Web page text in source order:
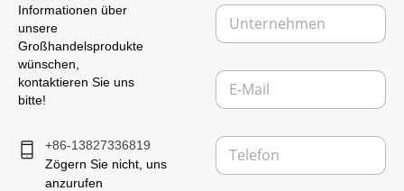
Informationen über
unsere
Großhandelsprodukte
wünschen,
kontaktieren Sie uns
bitte!
+86-13827336819
Zögern Sie nicht, uns
anzurufen
*
U
t
r
n
e
h
m
e
E
M
i
l
*
T
l